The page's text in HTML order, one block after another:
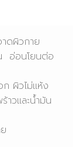
ดผิวกาย
อ่อนโยนต่อ
ผิวไม่แห้ง
วและน้ำมัน